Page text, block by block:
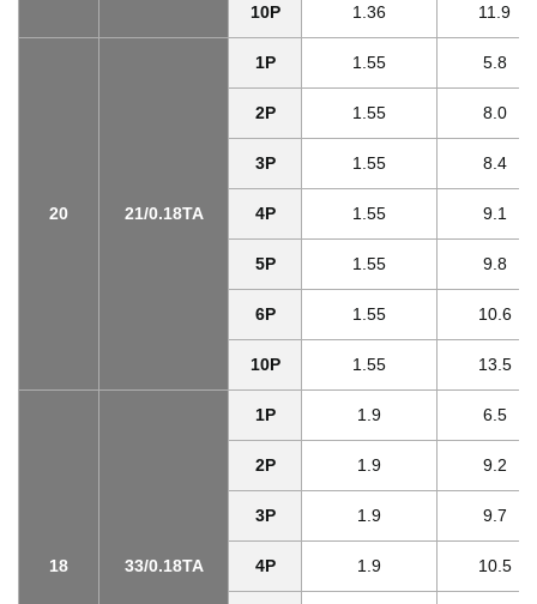
10P 1.36 11.9
20 21/0.18TA
1P 1.55 5.8
2P 1.55 8.0
3P 1.55 8.4
4P 1.55 9.1
5P 1.55 9.8
6P 1.55 10.6
10P 1.55 13.5
18 33/0.18TA
1P 1.9 6.5
2P 1.9 9.2
3P 1.9 9.7
4P 1.9 10.5